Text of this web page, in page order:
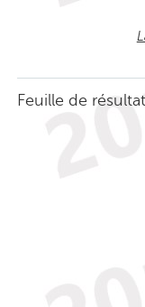
Feuille de